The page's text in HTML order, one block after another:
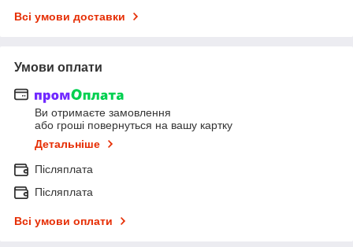
Всі умови доставки
Умови оплати
Ви отримаєте замовлення
або гроші повернуться на вашу картку
Детальніше
Післяплата
Післяплата
Всі умови оплати